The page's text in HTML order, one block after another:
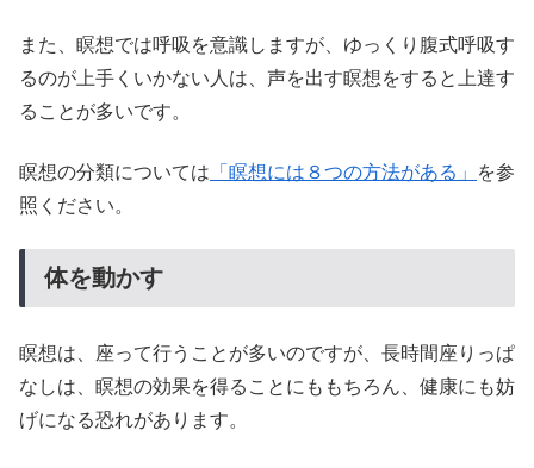
また、瞑想では呼吸を意識しますが、ゆっくり腹式呼吸す
るのが上手くいかない人は、声を出す瞑想をすると上達す
ることが多いです。
瞑想の分類については 「瞑想には８つの方法がある」
を参
照ください。
体を動かす
瞑想は、座って行うことが多いのですが、長時間座りっぱ
なしは、瞑想の効果を得ることにももちろん、健康にも妨
げになる恐れがあります。